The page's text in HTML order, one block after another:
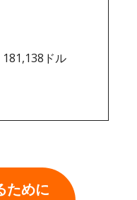
181,138ドル
ために